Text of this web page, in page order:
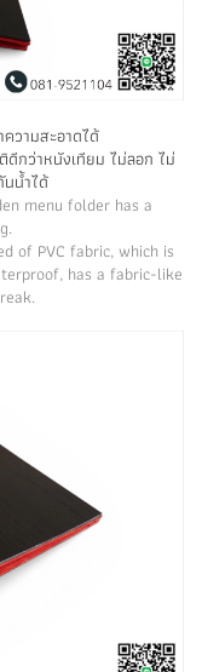
วามสะอาดได้
กว่าหนังเทียม ไม่ลอก ไม่
น้ำได้
menu folder has a
of PVC fabric, which is
has a fabric-like